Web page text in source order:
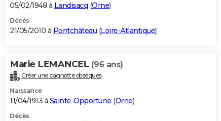
05/02/1948 à Landisacq (Orne)
Décès
21/05/2010 à Pontchâteau (Loire-Atlantique)
Marie LEMANCEL (96 ans)
Créer une cagnotte obsèques
Naissance
11/04/1913 à Sainte-Opportune (Orne)
Décès